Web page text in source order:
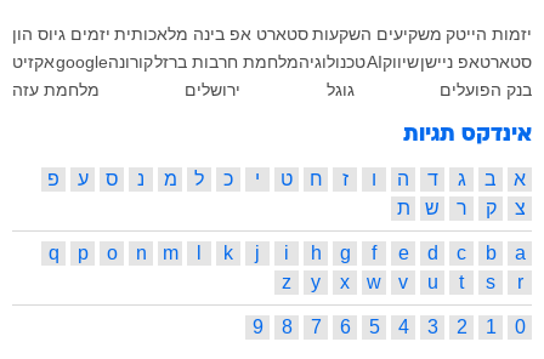
יזמות הייטק משקיעים השקעות סטארט אפ בינה מלאכותית יזמים גיוס הון
סטארטאפ ניישןשיווקAIטכנולוגיהמלחמת חרבות ברזלקורונהgoogleאקזיט
בנק הפועלים
גוגל ירושלים מלחמת עזה
אינדקס תגיות
א ב ג ד ה ו ז ח ט י כ ל מ נ ס ע
פ
צ
ק ר ש ת
a
b
c
d
e
f
g
h
i
j
k
m
n
o
p
q
r
s
t
u
v
w
x
y
z
0
1
2
3
4
5
6
7
8
9